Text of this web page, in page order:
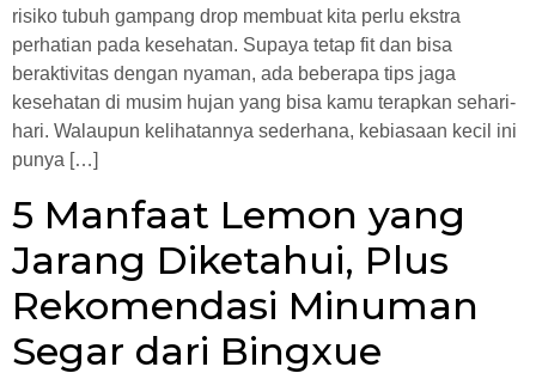
risiko tubuh gampang drop membuat kita perlu ekstra
perhatian pada kesehatan. Supaya tetap fit dan bisa
beraktivitas dengan nyaman, ada beberapa tips jaga
kesehatan di musim hujan yang bisa kamu terapkan sehari-
hari. Walaupun kelihatannya sederhana, kebiasaan kecil ini
punya […]
5 Manfaat Lemon yang
Jarang Diketahui, Plus
Rekomendasi Minuman
Segar dari Bingxue